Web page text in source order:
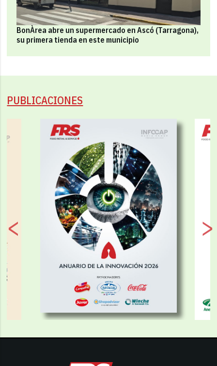
BonÀrea abre un supermercado en Ascó (Tarragona),
su primera tienda en este municipio
PUBLICACIONES